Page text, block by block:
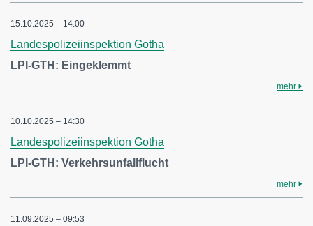
15.10.2025 – 14:00
Landespolizeiinspektion Gotha
LPI-GTH: Eingeklemmt
mehr
10.10.2025 – 14:30
Landespolizeiinspektion Gotha
LPI-GTH: Verkehrsunfallflucht
mehr
11.09.2025 – 09:53